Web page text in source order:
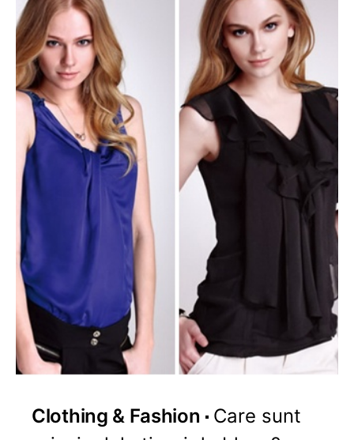
Clothing & Fashion
Care sunt